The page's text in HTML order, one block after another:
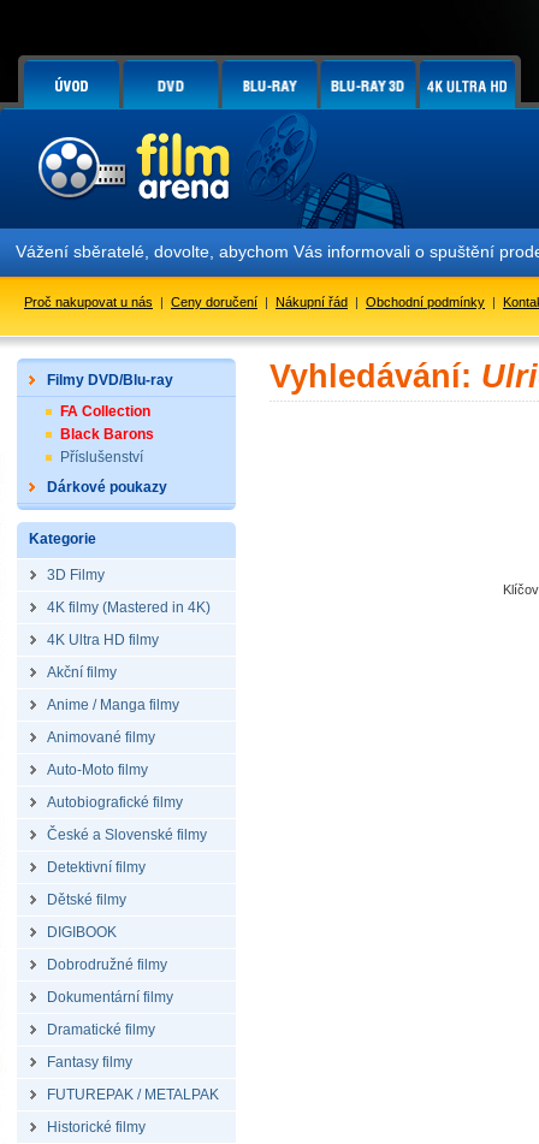
Vážení sběratelé, dovolte, abychom Vás informovali o spuštění
Proč nakupovat u nás | Ceny doručení | Nákupní řád | Obchodní podmínky |
Filmy DVD/Blu-ray
FA Collection
Black Barons
Příslušenství
Dárkové poukazy
Kategorie
3D Filmy
4K filmy (Mastered in 4K)
4K Ultra HD filmy
Akční filmy
Anime / Manga filmy
Animované filmy
Auto-Moto filmy
Autobiografické filmy
České a Slovenské filmy
Detektivní filmy
Dětské filmy
DIGIBOOK
Dobrodružné filmy
Dokumentární filmy
Dramatické filmy
Fantasy filmy
FUTUREPAK / METALPAK
Historické filmy
Vyhledávání: